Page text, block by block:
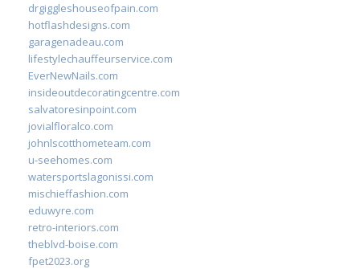
drgiggleshouseofpain.com
hotflashdesigns.com
garagenadeau.com
lifestylechauffeurservice.com
EverNewNails.com
insideoutdecoratingcentre.com
salvatoresinpoint.com
jovialfloralco.com
johnlscotthometeam.com
u-seehomes.com
watersportslagonissi.com
mischieffashion.com
eduwyre.com
retro-interiors.com
theblvd-boise.com
fpet2023.org